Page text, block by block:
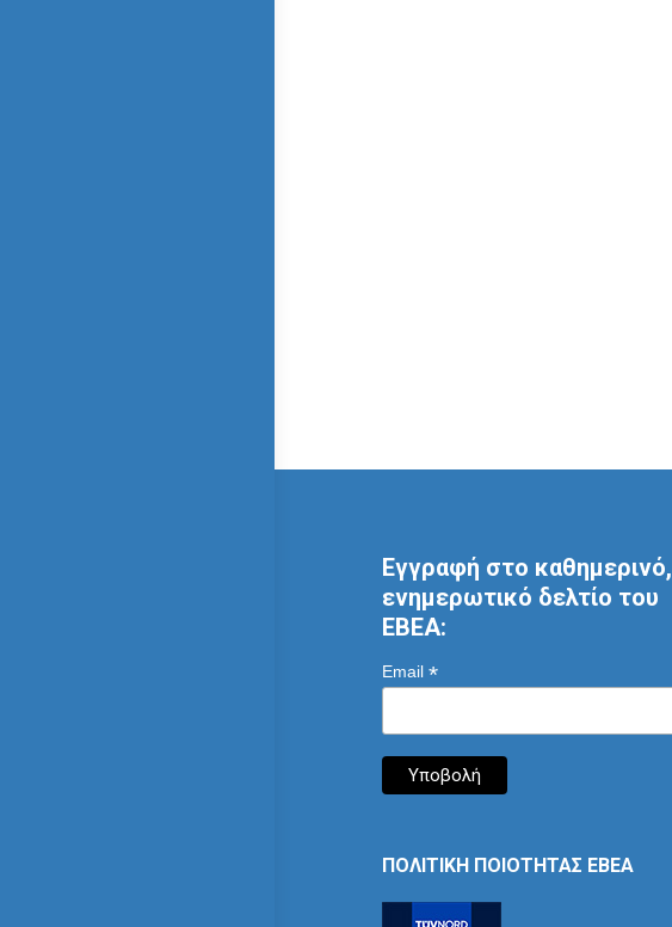
Εγγραφή στο καθημερινό,
ενημερωτικό δελτίο του
ΕΒΕΑ:
Email *
ΠΟΛΙΤΙΚΗ ΠΟΙΟΤΗΤΑΣ ΕΒΕΑ